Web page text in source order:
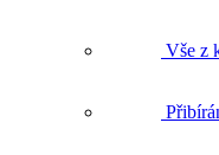
Vše z